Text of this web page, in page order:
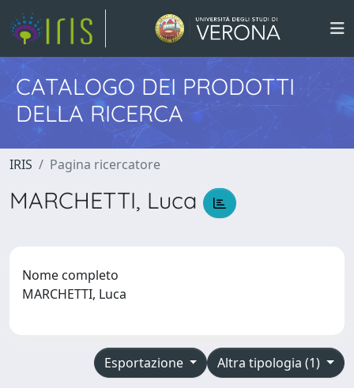
CATALOGO DEI PRODOTTI
DELLA RICERCA
IRIS Pagina ricercatore
MARCHETTI, Luca
Nome completo
MARCHETTI, Luca
Altra tipologia (1)
Esportazione